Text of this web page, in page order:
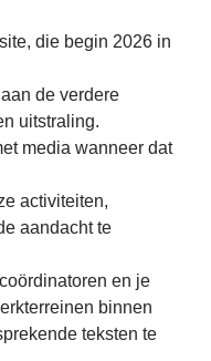
die begin 2026 in
de verdere
uitstraling.
media wanneer dat
activiteiten,
aandacht te
en je
binnen
teksten te